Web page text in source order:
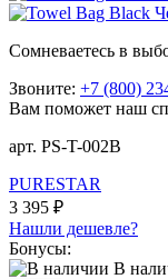
Сомневаетесь в
Звоните: +7 (800)
Вам поможет наш
арт. PS-T-002B
PURESTAR
3 395 ₽
Нашли дешевле?
Бонусы:
В